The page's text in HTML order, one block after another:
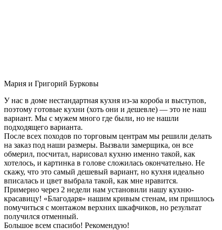
Мария и Григорий Бурковы
У нас в доме нестандартная кухня из-за короба и выступов,
поэтому готовые кухни (хоть они и дешевле) — это не наш
вариант. Мы с мужем много где были, но не нашли
подходящего варианта.
После всех походов по торговым центрам мы решили делать
на заказ под наши размеры. Вызвали замерщика, он все
обмерил, посчитал, нарисовал кухню именно такой, как
хотелось, и картинка в голове сложилась окончательно. Не
скажу, что это самый дешевый вариант, но кухня идеально
вписалась и цвет выбрала такой, как мне нравится.
Примерно через 2 недели нам установили нашу кухню-
красавицу! «Благодаря» нашим кривым стенам, им пришлось
помучиться с монтажом верхних шкафчиков, но результат
получился отменный.
Большое всем спасибо! Рекомендую!